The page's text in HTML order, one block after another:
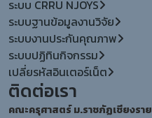
ระบบ CRRU NJOYS
ระบบฐานข้อมูลงานวิจัย
ระบบงานประกันคุณภาพ
ระบบปฏิทินกิจกรรม
เปลี่ยรหัสอินเตอร์เน็ต
ติดต่อเรา
คณะครุศาสตร์ ม.ราชภัฏเชียงราย